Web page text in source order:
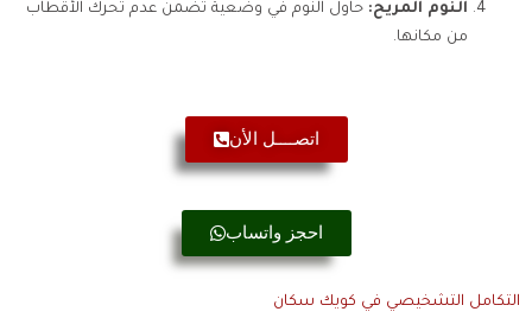
النوم المريح: حاول النوم في وضعية تضمن عدم تحرك الأقطاب
من مكانها.
اتصــــل الأن
احجز واتساب
التكامل التشخيصي في كويك سكان